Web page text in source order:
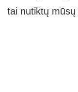
tai nutiktų mūsų